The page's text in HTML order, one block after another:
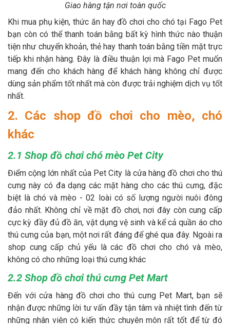
Giao hàng tận nơi toàn quốc
Khi mua phụ kiện, thức ăn hay đồ chơi cho chó tại Fago Pet
bạn còn có thể thanh toán bằng bất kỳ hình thức nào thuận
tiện như chuyển khoản, thẻ hay thanh toán bằng tiền mặt trực
tiếp khi nhận hàng. Đây là điều thuận lợi mà Fago Pet muốn
mang đến cho khách hàng để khách hàng không chỉ được
dùng sản phẩm tốt nhất mà còn được trải nghiệm dịch vụ tốt
nhất.
2. Các shop đồ chơi cho mèo, chó
khác
2.1 Shop đồ chơi chó mèo Pet City
Điểm cộng lớn nhất của Pet City là cửa hàng đồ chơi cho thú
cưng này có đa dạng các mặt hàng cho các thú cưng, đặc
biệt là chó và mèo - 02 loài có số lượng người nuôi đông
đảo nhất. Không chỉ về mặt đồ chơi, nơi đây còn cung cấp
cực kỳ đầy đủ đồ ăn, vật dụng vệ sinh và kể cả quần áo cho
thú cưng của bạn, một nơi rất đáng để ghé qua đây. Ngoài ra
shop cung cấp chủ yếu là các đồ chơi cho chó và mèo,
không có cho những loại thú cưng khác
2.2 Shop đồ chơi thú cưng Pet Mart
Đến với cửa hàng đồ chơi cho thú cưng Pet Mart, bạn sẽ
nhận được những lời tư vấn đầy tận tâm và nhiệt tình đến từ
những nhân viên có kiến thức chuyên môn rất tốt để từ đó